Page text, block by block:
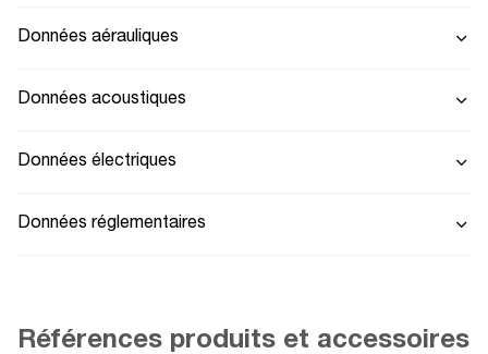
Données aérauliques
Données acoustiques
Données électriques
Données réglementaires
Références produits et accessoires